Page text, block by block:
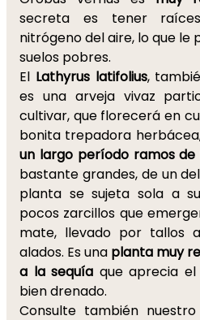
secreta es tener
nitrógeno del aire, lo que le
suelos pobres.
El Lathyrus latifolius,
es una arveja vivaz
cultivar, que florecerá en
bonita trepadora
un largo período ramos de
bastante grandes, de un
planta se sujeta sola a
pocos zarcillos que
mate, llevado por tallos
alados. Es una planta muy
a la sequía que aprecia
bien drenado.
Consulte también